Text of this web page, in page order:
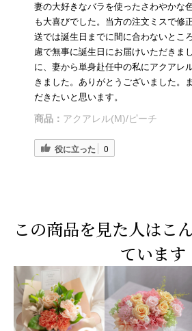
妻の大好きなバラを使ったさわやかな
も大喜びでした。当方の注文ミスで修
送では誕生日までに間に合わないとこ
慮で無事に誕生日にお届けいただきま
に、妻から単身赴任中の私にアクアレ
きました。ありがとうございました。
だきたいと思います。
商品： アクアレル(M)/ピーチ
役に立った 0
この商品を見た人はこ
ています